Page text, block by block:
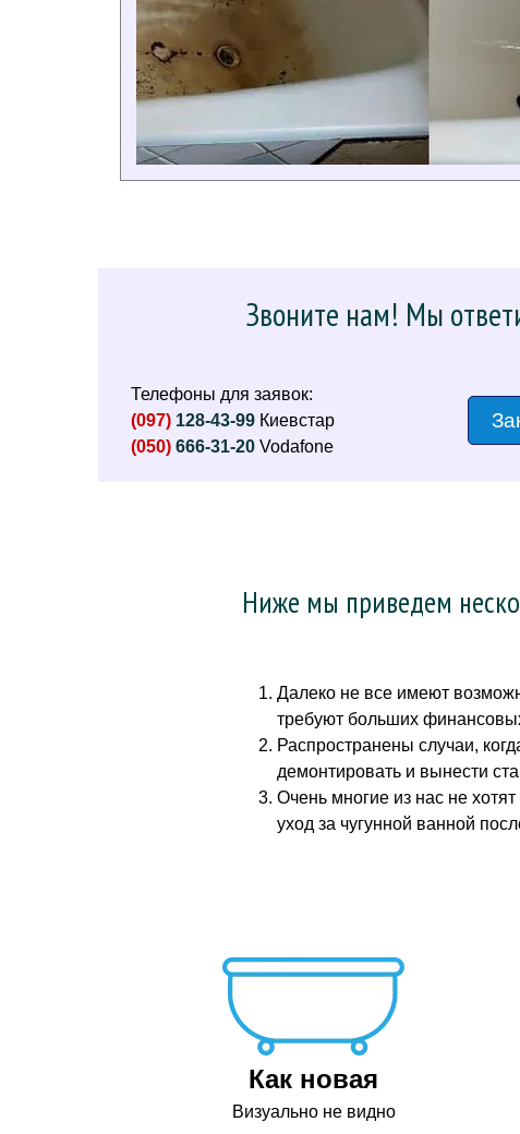
Звоните нам! Мы
Телефоны для заявок:
(097) 128-43-99 Киевстар
(050) 666-31-20 Vodafone
Ниже мы приведем
Далеко не все имеют
требуют больших
Распространены случаи,
демонтировать и вынести
Очень многие из нас не
уход за чугунной ванной
Как новая
Визуально не видно